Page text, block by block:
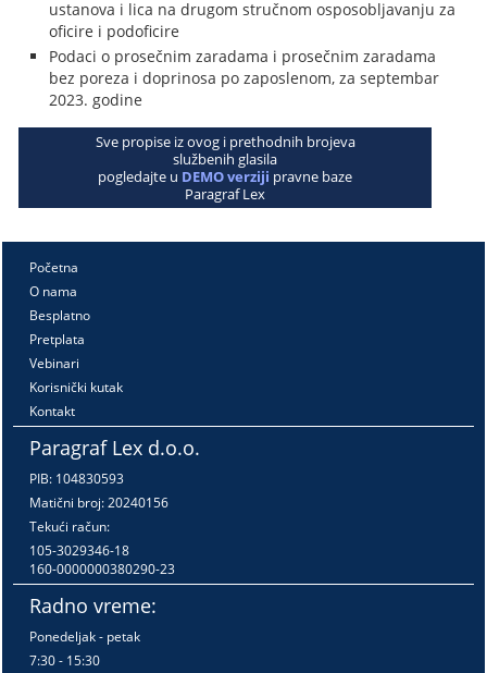
ustanova i lica na drugom stručnom osposobljavanju za
oficire i podoficire
Podaci o prosečnim zaradama i prosečnim zaradama
bez poreza i doprinosa po zaposlenom, za septembar
2023. godine
Sve propise iz ovog i prethodnih brojeva
službenih glasila
pogledajte u DEMO verziji pravne baze
Paragraf Lex
Početna
O nama
Besplatno
Pretplata
Vebinari
Korisnički kutak
Kontakt
Paragraf Lex d.o.o.
PIB: 104830593
Matični broj: 20240156
Tekući račun:
105-3029346-18
160-0000000380290-23
Radno vreme:
Ponedeljak - petak
7:30 - 15:30